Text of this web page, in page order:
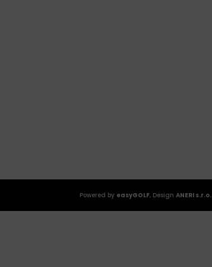
Powered by easyGOLF, DesignANERI s.r.o.